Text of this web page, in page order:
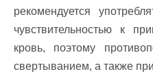
рекомендуется
чувствительностью к
кровь, поэтому
свертыванием, а также